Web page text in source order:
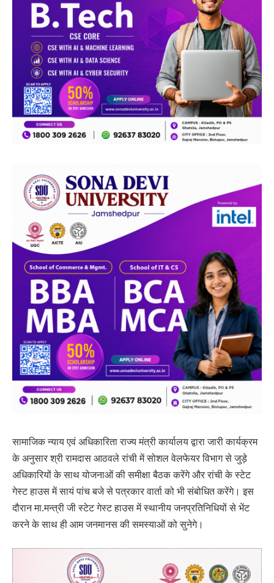
सामाजिक न्याय एवं अधिकारिता राज्य मंत्री कार्यालय द्वारा जारी कार्यक्रम
के अनुसार श्री रामदास आठवले रांची में सोशल वेलफेयर विभाग से जुड़े
अधिकारियों के साथ योजनाओं की समीक्षा बैठक करेंगे और रांची के स्टेट
गेस्ट हाउस में सायं पांच बजे से पत्रकार वार्ता को भी संबोधित करेंगे। इस
दौरान मा.मन्त्री जी स्टेट गेस्ट हाउस में स्थानीय जनप्रतिनिधियों से भेंट
करने के साथ ही आम जनमानस की समस्याओं को सुनेगे।